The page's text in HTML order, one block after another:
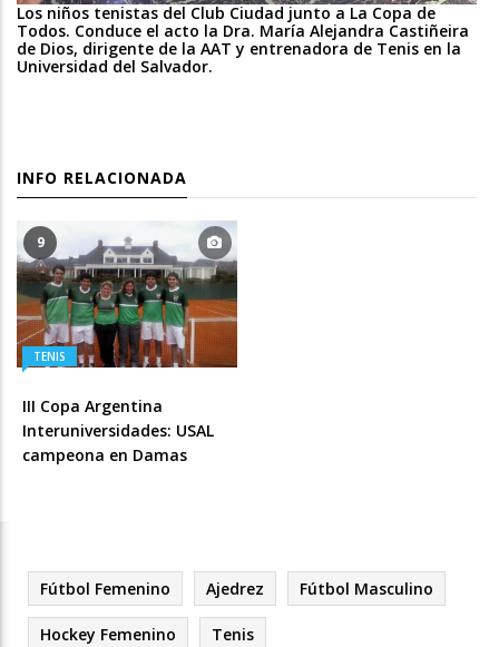
Los niños tenistas del Club Ciudad junto a La Copa de
Todos. Conduce el acto la Dra. María Alejandra Castiñeira
de Dios, dirigente de la AAT y entrenadora de Tenis en la
Universidad del Salvador.
INFO RELACIONADA
9
TENIS
III Copa Argentina
Interuniversidades: USAL
campeona en Damas
Fútbol Femenino Ajedrez Fútbol Masculino
Hockey Femenino Tenis